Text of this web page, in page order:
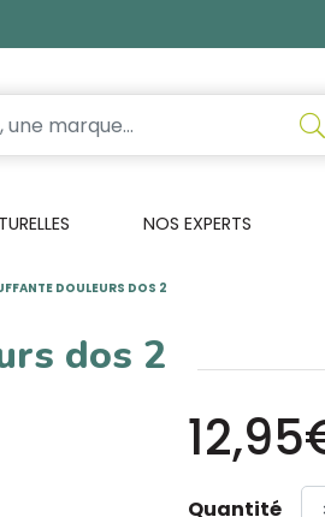
NOS EXPERTS
DOULEURS DOS 2
dos 2
Quantité